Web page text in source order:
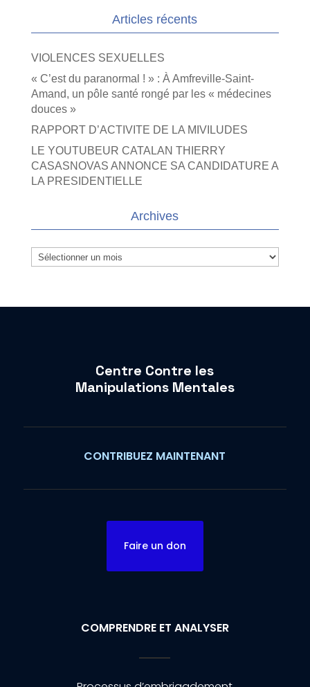
Articles récents
VIOLENCES SEXUELLES
« C’est du paranormal ! » : À Amfreville-Saint-
Amand, un pôle santé rongé par les « médecines
douces »
RAPPORT D’ACTIVITE DE LA MIVILUDES
LE YOUTUBEUR CATALAN THIERRY
CASASNOVAS ANNONCE SA CANDIDATURE A
LA PRESIDENTIELLE
Archives
Archives
Centre Contre les
Manipulations Mentales
CONTRIBUEZ MAINTENANT
Faire un don
COMPRENDRE ET ANALYSER